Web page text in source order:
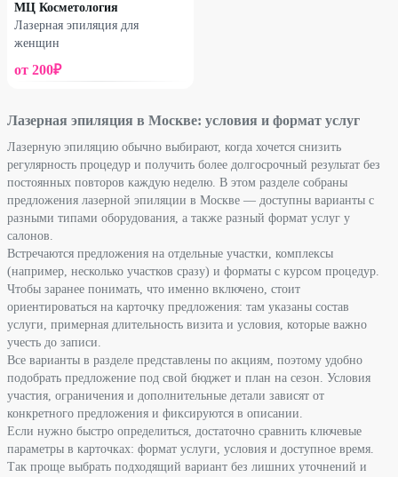
МЦ Косметология
Лазерная эпиляция для
женщин
от 200₽
Лазерная эпиляция в Москве: условия и формат услуг
Лазерную эпиляцию обычно выбирают, когда хочется снизить
регулярность процедур и получить более долгосрочный результат без
постоянных повторов каждую неделю. В этом разделе собраны
предложения лазерной эпиляции в Москве — доступны варианты с
разными типами оборудования, а также разный формат услуг у
салонов.
Встречаются предложения на отдельные участки, комплексы
(например, несколько участков сразу) и форматы с курсом процедур.
Чтобы заранее понимать, что именно включено, стоит
ориентироваться на карточку предложения: там указаны состав
услуги, примерная длительность визита и условия, которые важно
учесть до записи.
Все варианты в разделе представлены по акциям, поэтому удобно
подобрать предложение под свой бюджет и план на сезон. Условия
участия, ограничения и дополнительные детали зависят от
конкретного предложения и фиксируются в описании.
Если нужно быстро определиться, достаточно сравнить ключевые
параметры в карточках: формат услуги, условия и доступное время.
Так проще выбрать подходящий вариант без лишних уточнений и